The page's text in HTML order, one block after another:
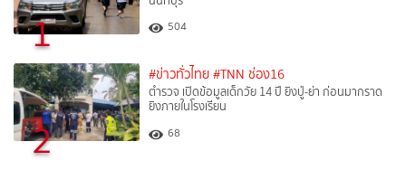
1 504
2
#ข่าวทั่วไทย #TNN ช่อง16
ตำรวจ เปิดข้อมูลเด็กวัย 14 ปี ยิงปู่-ย่า ก่อนมากราด
ยิงภายในโรงเรียน
68